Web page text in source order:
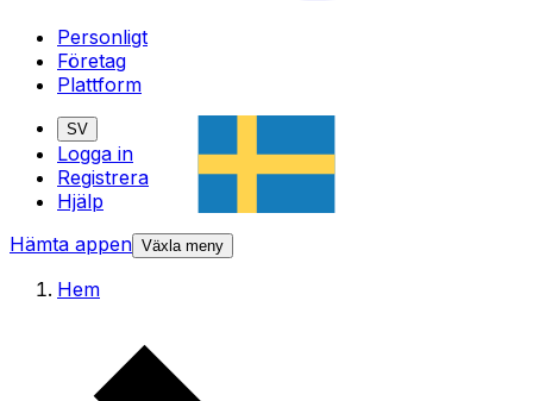
Personligt
Företag
Plattform
SV
Logga in
Registrera
Hjälp
Hämta appen Växla meny
Hem